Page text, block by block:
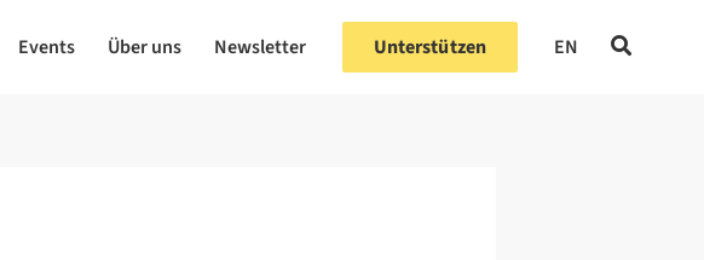
Events Über uns Newsletter Unterstützen EN